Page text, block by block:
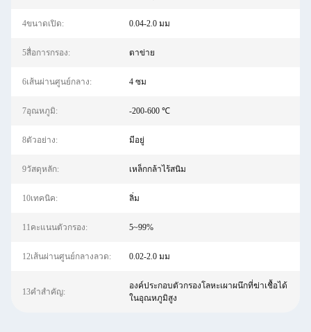
4ขนาดเปิด: 0.04-2.0 มม
5สื่อการกรอง: ตาข่าย
6เส้นผ่านศูนย์กลาง: 4 ซม
7อุณหภูมิ: -200-600 ℃
8ตัวอย่าง: มีอยู่
9วัสดุหลัก: เหล็กกล้าไร้สนิม
10เทคนิค: ลิ่ม
11คะแนนตัวกรอง: 5~99%
12เส้นผ่านศูนย์กลางลวด: 0.02-2.0 มม
13คำสำคัญ:
องค์ประกอบตัวกรองโลหะเผาผนึกที่ฆ่าเชื้อได้
ในอุณหภูมิสูง